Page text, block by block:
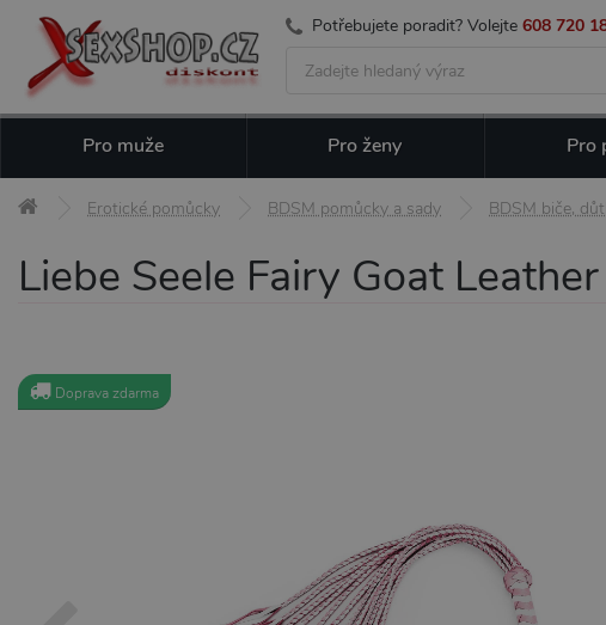
Potřebujete poradit? Volejte 608 720
Pro muže Pro ženy Pro
Erotické pomůcky BDSM pomůcky a sady BDSM biče,
Liebe Seele Fairy Goat
Doprava zdarma